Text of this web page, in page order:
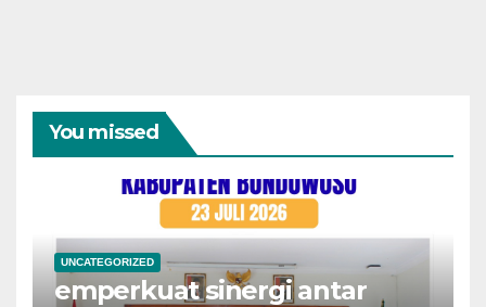
You missed
UNCATEGORIZED
emperkuat sinergi antar